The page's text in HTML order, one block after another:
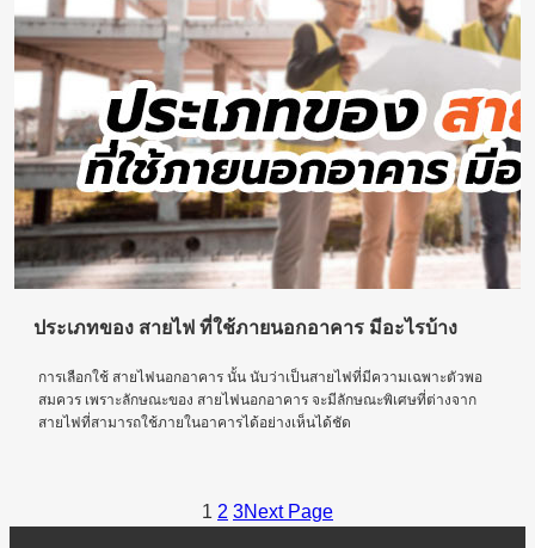
ประเภทของ สายไฟ ที่ใช้ภายนอกอาคาร มีอะไรบ้าง
การเลือกใช้ สายไฟนอกอาคาร นั้น นับว่าเป็นสายไฟที่มีความเฉพาะตัวพอ
สมควร เพราะลักษณะของ สายไฟนอกอาคาร จะมีลักษณะพิเศษที่ต่างจาก
สายไฟที่สามารถใช้ภายในอาคารได้อย่างเห็นได้ชัด
1 2 3Next Page